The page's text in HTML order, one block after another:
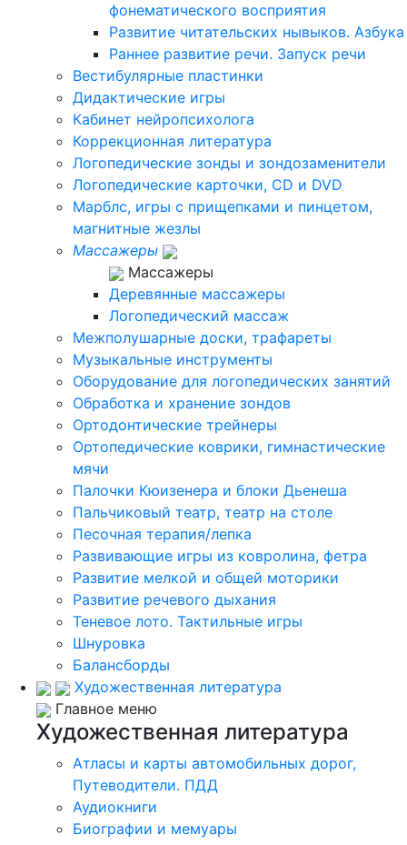
фонематического восприятия
Развитие читательских нывыков. Азбука
Раннее развитие речи. Запуск речи
Вестибулярные пластинки
Дидактические игры
Кабинет нейропсихолога
Коррекционная литература
Логопедические зонды и зондозаменители
Логопедические карточки, CD и DVD
Марблс, игры с прищепками и пинцетом,
магнитные жезлы
Массажеры
Массажеры
Деревянные массажеры
Логопедический массаж
Межполушарные доски, трафареты
Музыкальные инструменты
Оборудование для логопедических занятий
Обработка и хранение зондов
Ортодонтические трейнеры
Ортопедические коврики, гимнастические
мячи
Палочки Кюизенера и блоки Дьенеша
Пальчиковый театр, театр на столе
Песочная терапия/лепка
Развивающие игры из ковролина, фетра
Развитие мелкой и общей моторики
Развитие речевого дыхания
Теневое лото. Тактильные игры
Шнуровка
Балансборды
Художественная литература
Главное меню
Художественная литература
Атласы и карты автомобильных дорог,
Путеводители. ПДД
Аудиокниги
Биографии и мемуары